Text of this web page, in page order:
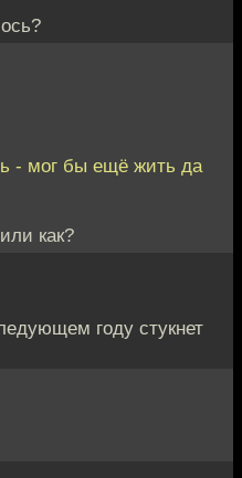
- мог бы ещё жить да
как?
году стукнет